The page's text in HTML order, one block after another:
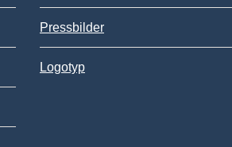
Pressbilder
Logotyp